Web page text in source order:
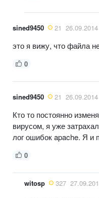
sined9450 21
это я вижу, что файла
0
sined9450 21
Кто то постоянно
вирусом, я уже
лог ошибок apache. Я и
0
witosp 327